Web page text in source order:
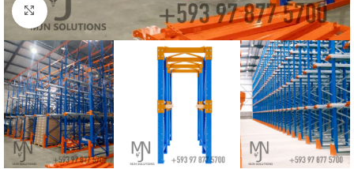
Click to enlarge